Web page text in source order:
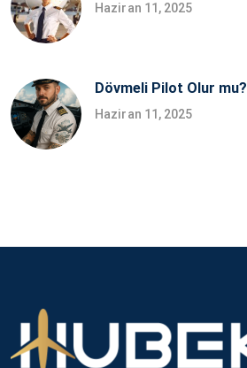
Haziran 11, 2025
Dövmeli Pilot Olur mu?
Haziran 11, 2025